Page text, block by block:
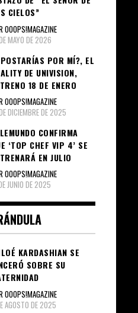
CIELOS”
OOOPS!MAGAZINE
MAYO DE 2026
POR MÍ?, EL
DE UNIVISION,
18 DE ENERO
OOOPS!MAGAZINE
DICIEMBRE DE 2025
CONFIRMA
‘TOP CHEF VIP 4’ SE
EN JULIO
OOOPS!MAGAZINE
JUNIO DE 2025
KARDASHIAN SE
SOBRE SU
OOOPS!MAGAZINE
AGOSTO DE 2025